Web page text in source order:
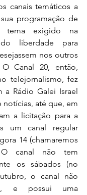
canais temáticos a
programação de
exigido na
liberdade para
nos outros
Canal 20, então,
telejornalismo, fez
a Rádio Galei Israel
até que, em
a licitação para a
um canal regular
14 (chamaremos
canal não tem
os sábados (no
o canal não
e possui uma